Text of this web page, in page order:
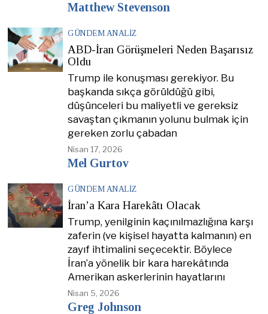
Matthew Stevenson
GÜNDEM ANALIZ
ABD-İran Görüşmeleri Neden Başarısız
Oldu
Trump ile konuşması gerekiyor. Bu
başkanda sıkça görüldüğü gibi,
düşünceleri bu maliyetli ve gereksiz
savaştan çıkmanın yolunu bulmak için
gereken zorlu çabadan
Nisan 17, 2026
Mel Gurtov
GÜNDEM ANALIZ
İran’a Kara Harekâtı Olacak
Trump, yenilginin kaçınılmazlığına karşı
zaferin (ve kişisel hayatta kalmanın) en
zayıf ihtimalini seçecektir. Böylece
İran’a yönelik bir kara harekâtında
Amerikan askerlerinin hayatlarını
Nisan 5, 2026
Greg Johnson